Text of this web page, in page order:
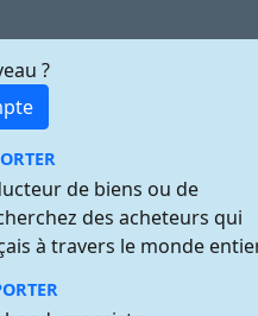
?
de biens ou de
des acheteurs qui
à travers le monde